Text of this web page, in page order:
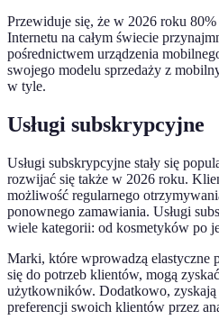
Przewiduje się, że w 2026 roku
Internetu na całym świecie
pośrednictwem urządzenia
swojego modelu sprzedaży z
w tyle.
Usługi subskrypcyjne
Usługi subskrypcyjne stały się
rozwijać się także w 2026 roku.
możliwość regularnego
ponownego zamawiania. Usługi
wiele kategorii: od kosmetyków po
Marki, które wprowadzą elastyczne
się do potrzeb klientów, mogą
użytkowników. Dodatkowo, zyskają
preferencji swoich klientów przez